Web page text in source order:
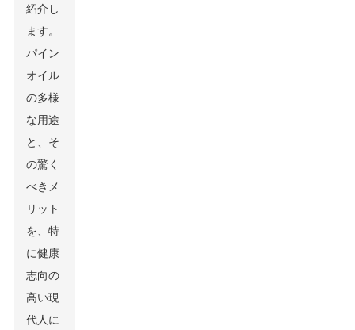
紹介し
ます。
パイン
オイル
の多様
な用途
と、そ
の驚く
べきメ
リット
を、特
に健康
志向の
高い現
代人に